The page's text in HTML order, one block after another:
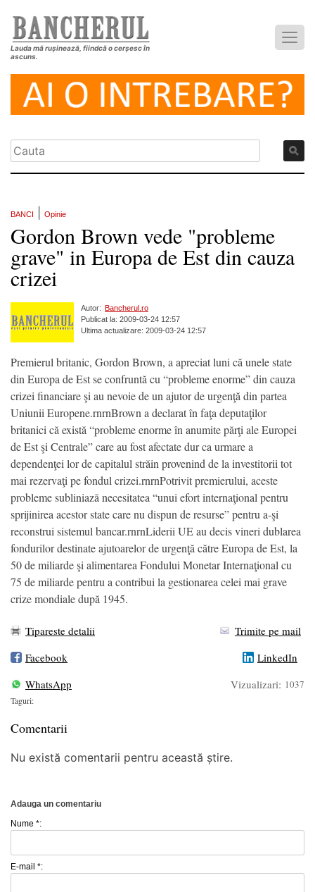
Lauda mă rușinează, fiindcă o cerșesc în
ascuns.
BANCI Opinie
Gordon Brown vede "probleme
grave" in Europa de Est din cauza
crizei
Autor: Bancherul.ro
Publicat la: 2009-03-24 12:57
Ultima actualizare: 2009-03-24 12:57
Premierul britanic, Gordon Brown, a apreciat luni că unele state
din Europa de Est se confruntă cu “probleme enorme” din cauza
crizei financiare şi au nevoie de un ajutor de urgenţă din partea
Uniunii Europene.rnrnBrown a declarat în faţa deputaţilor
britanici că există “probleme enorme în anumite părţi ale Europei
de Est şi Centrale” care au fost afectate dur ca urmare a
dependenţei lor de capitalul străin provenind de la investitorii tot
mai rezervaţi pe fondul crizei.rnrnPotrivit premierului, aceste
probleme subliniază necesitatea “unui efort internaţional pentru
sprijinirea acestor state care nu dispun de resurse” pentru a-şi
reconstrui sistemul bancar.rnrnLiderii UE au decis vineri dublarea
fondurilor destinate ajutoarelor de urgenţă către Europa de Est, la
50 de miliarde şi alimentarea Fondului Monetar Internaţional cu
75 de miliarde pentru a contribui la gestionarea celei mai grave
crize mondiale după 1945.
Tipareste detalii
Trimite pe mail
Facebook
LinkedIn
WhatsApp
Vizualizari: 1037
Taguri:
Comentarii
Nu există comentarii pentru această știre.
Adauga un comentariu
Nume *:
E-mail *: